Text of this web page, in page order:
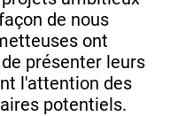
de nous
ont
présenter leurs
l'attention des
potentiels.